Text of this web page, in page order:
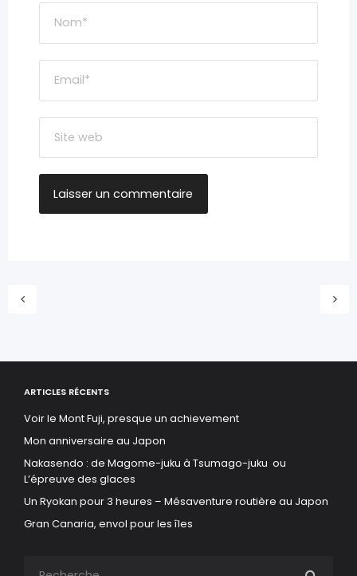
ARTICLES RÉCENTS
Voir le Mont Fuji, presque un achievement
Mon anniversaire au Japon
Nakasendo : de Magome-juku à Tsumago-juku ou
L’épreuve des glaces
Un Ryokan pour 3 heures – Mésaventure routière au Japon
Gran Canaria, envol pour les îles